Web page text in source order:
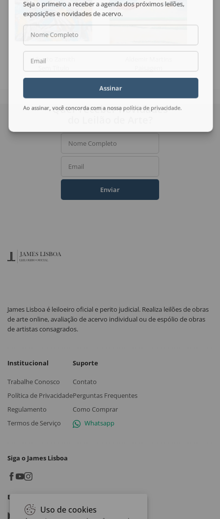
Uberto Zamith
Seja o primeiro a receber a agenda dos próximos leilões,
exposições e novidades de acervo.
Nome Completo
Email
Assinar
Ao assinar, você concorda com a nossa política de privacidade.
Quer receber novidades
Nome Completo
Email
Enviar
James Lisboa é leiloeiro oficial e perito judicial. Realiza leilões de obras
de arte online, avaliação de acervo individual ou de espólio de obras
de artistas consagrados.
Institucional
Trabalhe Conosco
Política de Privacidade
Regulamento
Termos de Serviço
Suporte
Contato
Perguntas Frequentes
Como Comprar
Whatsapp
Siga o James Lisboa
Baixe o App
Google play
Uso de cookies